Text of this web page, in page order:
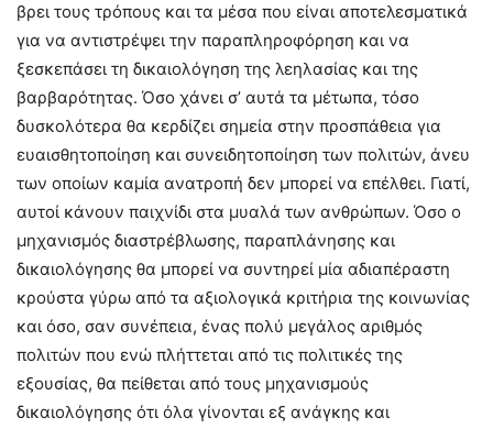
βρει τους τρόπους και τα μέσα που είναι αποτελεσματικά
για να αντιστρέψει την παραπληροφόρηση και να
ξεσκεπάσει τη δικαιολόγηση της λεηλασίας και της
βαρβαρότητας. Όσο χάνει σ’ αυτά τα μέτωπα, τόσο
δυσκολότερα θα κερδίζει σημεία στην προσπάθεια για
ευαισθητοποίηση και συνειδητοποίηση των πολιτών, άνευ
των οποίων καμία ανατροπή δεν μπορεί να επέλθει. Γιατί,
αυτοί κάνουν παιχνίδι στα μυαλά των ανθρώπων. Όσο ο
μηχανισμός διαστρέβλωσης, παραπλάνησης και
δικαιολόγησης θα μπορεί να συντηρεί μία αδιαπέραστη
κρούστα γύρω από τα αξιολογικά κριτήρια της κοινωνίας
και όσο, σαν συνέπεια, ένας πολύ μεγάλος αριθμός
πολιτών που ενώ πλήττεται από τις πολιτικές της
εξουσίας, θα πείθεται από τους μηχανισμούς
δικαιολόγησης ότι όλα γίνονται εξ ανάγκης και